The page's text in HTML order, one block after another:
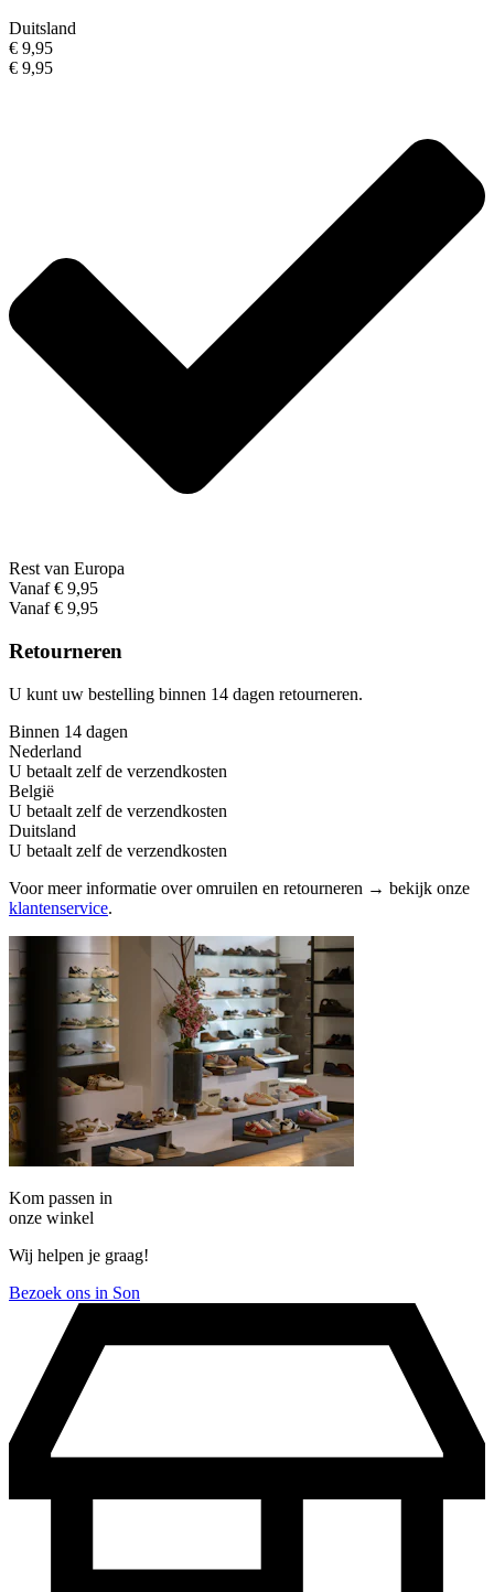
Duitsland
€ 9,95
€ 9,95
Rest van Europa
Vanaf € 9,95
Vanaf € 9,95
Retourneren
U kunt uw bestelling binnen 14 dagen retourneren.
Binnen 14 dagen
Nederland
U betaalt zelf de verzendkosten
België
U betaalt zelf de verzendkosten
Duitsland
U betaalt zelf de verzendkosten
Voor meer informatie over omruilen en retourneren → bekijk onze
klantenservice.
Kom passen in
onze winkel
Wij helpen je graag!
Bezoek ons in Son